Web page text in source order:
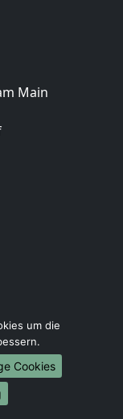
Main
um die
Cookies